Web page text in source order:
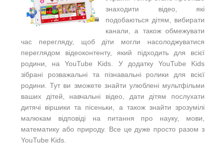
знаходити відео, які
подобаються дітям, вибирати
канали, а також обмежувати
час перегляду, щоб діти могли насолоджуватися
переглядом відеоконтенту, який підходить для всієї
родини, на YouTube Kids. У додатку YouTube Kids
зібрані розважальні та пізнавальні ролики для всієї
родини. Тут ви зможете знайти улюблені мультфільми
ваших дітей, навчальні відео, дати дітям послухати
дитячі віршики та пісеньки, а також знайти зрозумілі
малюкам відповіді на питання про науку, мови,
математику або природу. Все це дуже просто разом з
YouTube Kids.